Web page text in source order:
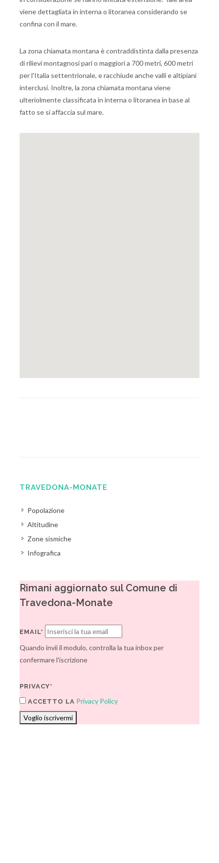
viene dettagliata in interna o litoranea considerando se
confina con il mare.
La zona chiamata montana è contraddistinta dalla presenza
di rilievi montagnosi pari o maggiori a 700 metri, 600 metri
per l'Italia settentrionale, e racchiude anche valli e altipiani
interclusi. Inoltre, la zona chiamata montana viene
ulteriolmente classificata in interna o litoranea in base al
fatto se si affaccia sul mare.
TRAVEDONA-MONATE
Popolazione
Altitudine
Zone sismiche
Infografica
Rimani aggiornato sul Comune di
Travedona-Monate
EMAIL*
Quando invii il modulo, controlla la tua inbox per
confermare l'iscrizione
PRIVACY*
ACCETTO LA Privacy Policy
Voglio iscrivermi